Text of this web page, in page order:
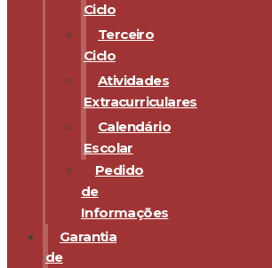
Ciclo
Terceiro
Ciclo
Atividades
Extracurriculares
Calendário
Escolar
Pedido
de
Informações
Garantia
de